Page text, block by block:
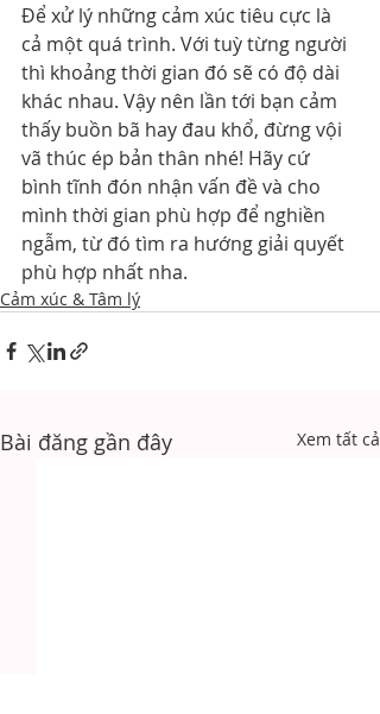
Để xử lý những cảm xúc tiêu cực là
cả một quá trình. Với tuỳ từng người
thì khoảng thời gian đó sẽ có độ dài
khác nhau. Vậy nên lần tới bạn cảm
thấy buồn bã hay đau khổ, đừng vội
vã thúc ép bản thân nhé! Hãy cứ
bình tĩnh đón nhận vấn đề và cho
mình thời gian phù hợp để nghiền
ngẫm, từ đó tìm ra hướng giải quyết
phù hợp nhất nha.
Cảm xúc & Tâm lý
Bài đăng gần đây Xem tất cả